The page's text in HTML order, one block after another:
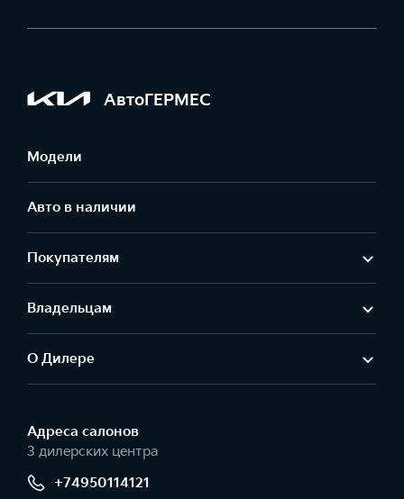
АвтоГЕРМЕС
Модели
Авто в наличии
Покупателям
Владельцам
О Дилере
Адреса салонов
3 дилерских центра
+74950114121